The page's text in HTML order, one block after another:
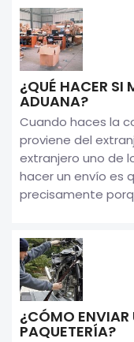
¿QUÉ HACER SI
ADUANA?
Cuando haces la
proviene del
extranjero uno de
hacer un envío es
precisamente
¿CÓMO ENVIAR
PAQUETERÍA?